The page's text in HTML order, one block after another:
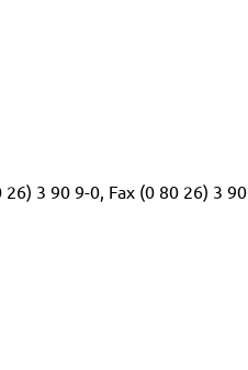
3 90 9-0, Fax (0 80 26) 3 90